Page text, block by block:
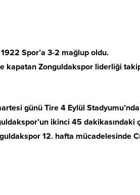
Spor’a 3-2 mağlup oldu.
kapatan Zonguldakspor liderliği
günü Tire 4 Eylül
ikinci 45 dakikasındaki
12. hafta mücadelesinde